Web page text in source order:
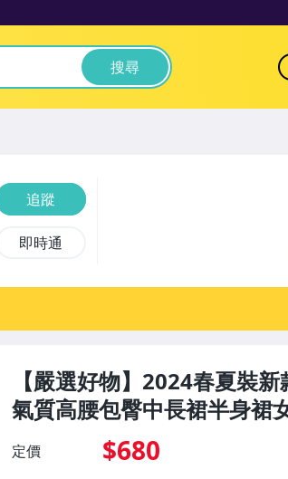
搜尋
【嚴選好物】2024春夏裝
氣質高腰包臀中長裙半身裙
定價 $680
追蹤
即時通